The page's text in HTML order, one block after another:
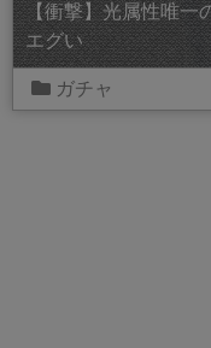
【衝撃】光属性唯一
エグい
ガチャ